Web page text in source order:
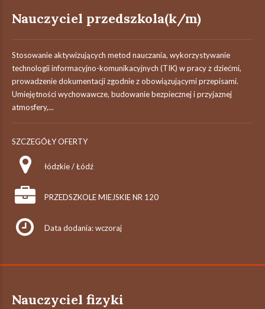
Nauczyciel przedszkola(k/m)
Stosowanie aktywizujących metod nauczania, wykorzystywanie
technologii informacyjno-komunikacyjnych (TIK) w pracy z dziećmi,
prowadzenie dokumentacji zgodnie z obowiązującymi przepisami.
Umiejętności wychowawcze, budowanie bezpiecznej i przyjaznej
atmosfery,...
SZCZEGÓŁY OFERTY
łódzkie / Łódź
PRZEDSZKOLE MIEJSKIE NR 120
Data dodania: wczoraj
Nauczyciel fizyki